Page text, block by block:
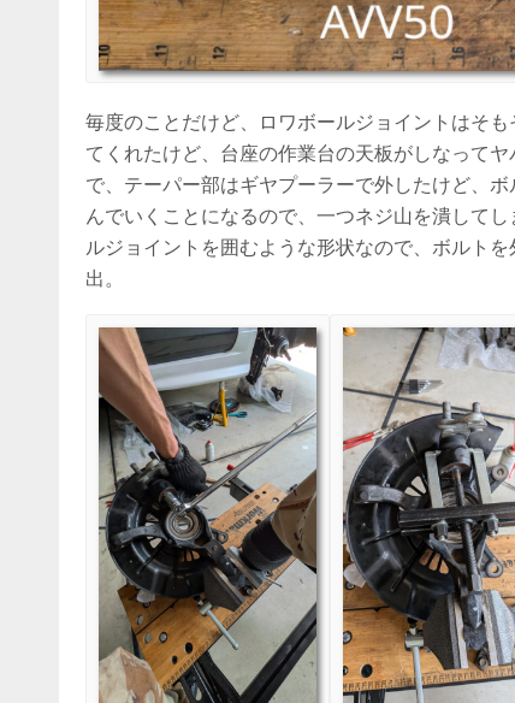
毎度のことだけど、ロワボールジョイントはそも
てくれたけど、台座の作業台の天板がしなって
で、テーパー部はギヤプーラーで外したけど、
んでいくことになるので、一つネジ山を潰して
ルジョイントを囲むような形状なので、ボルト
出。